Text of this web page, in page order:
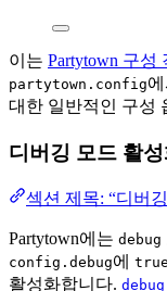
이는 Partytown 구성
partytown.config
대한 일반적인 구성
디버깅 모드 활성
섹션 제목: “디버
Partytown에는 debug
config.debug에 true
활성화합니다. debug